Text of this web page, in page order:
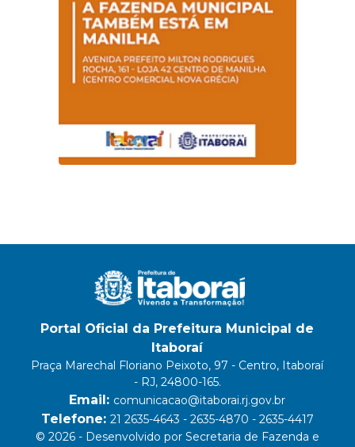
Portal Oficial da Prefeitura Municipal de
Itaboraí
Praça Marechal Floriano Peixoto, 97 - Centro, Itaboraí
- RJ, 24800-165.
Email: comunicacao@itaborai.rj.gov.br
Telefone: 21 2635-4643 - 2635-4870 - 2635-4417
© 2026 - Desenvolvido por Secretaria de Fazenda e